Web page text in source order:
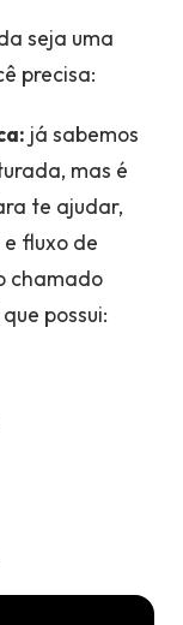
seja uma
precisa:
já sabemos
mas é
te ajudar,
fluxo de
chamado
possui: